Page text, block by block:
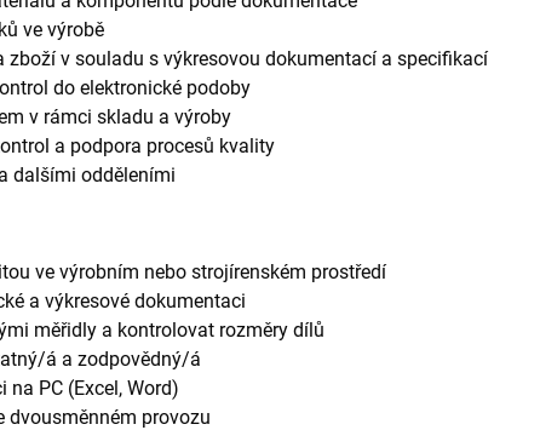
ve výrobě
zboží v souladu s výkresovou dokumentací a specifikací
do elektronické podoby
v rámci skladu a výroby
a podpora procesů kvality
dalšími odděleními
ve výrobním nebo strojírenském prostředí
a výkresové dokumentaci
měřidly a kontrolovat rozměry dílů
á a zodpovědný/á
PC (Excel, Word)
dvousměnném provozu